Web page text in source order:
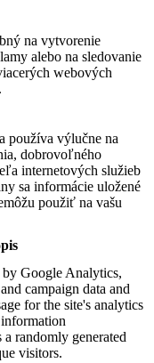
na vytvorenie
alebo na sledovanie
webových
používa výlučne na
dobrovoľného
internetových služieb
sa informácie uložené
použiť na vašu
Google Analytics,
campaign data and
for the site's analytics
randomly generated
visitors.